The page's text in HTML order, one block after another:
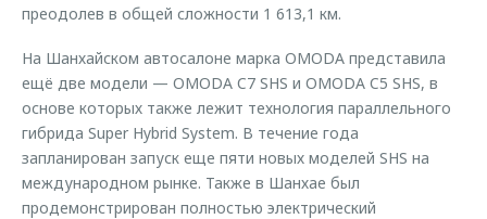
преодолев в общей сложности 1 613,1 км.
На Шанхайском автосалоне марка OMODA представила
ещё две модели — OMODA C7 SHS и OMODA C5 SHS, в
основе которых также лежит технология параллельного
гибрида Super Hybrid System. В течение года
запланирован запуск еще пяти новых моделей SHS на
международном рынке. Также в Шанхае был
продемонстрирован полностью электрический